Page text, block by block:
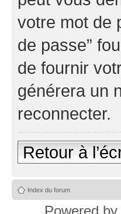
votre mot de
de passe”
de fournir
générera un
reconnecter.
Retour à
Index du forum
Powered by